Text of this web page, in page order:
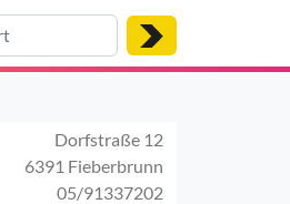
Dorfstraße 12
6391 Fieberbrunn
05/91337202